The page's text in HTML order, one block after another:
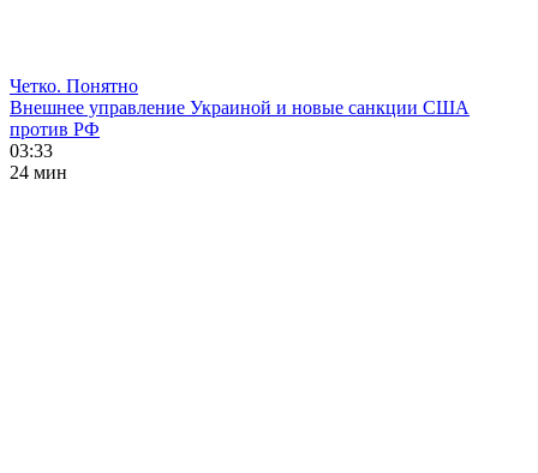
Четко. Понятно
Внешнее управление Украиной и новые санкции США
против РФ
03:33
24 мин